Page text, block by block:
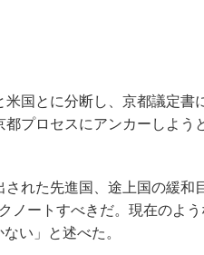
国とに分断し、京都議定書
プロセスにアンカーしよう
れた先進国、途上国の緩和
ノートすべきだ。現在のよ
い」と述べた。